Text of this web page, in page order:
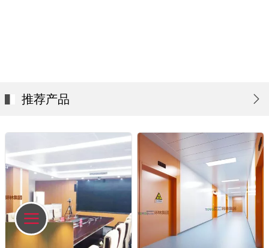
推荐产品